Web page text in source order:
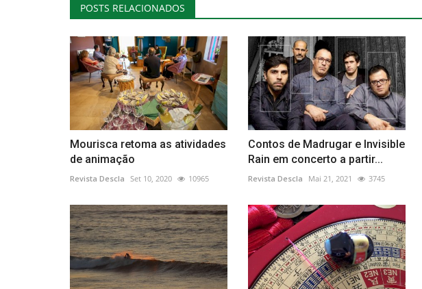
POSTS RELACIONADOS
Mourisca retoma as atividades
de animação
Revista Descla Set 10, 2020 10965
Contos de Madrugar e Invisible
Rain em concerto a partir...
Revista Descla Mai 21, 2021 3745
Exposição 'Raízes' patente no CCV
Revista Descla Dez 7, 2022
Revista Descla